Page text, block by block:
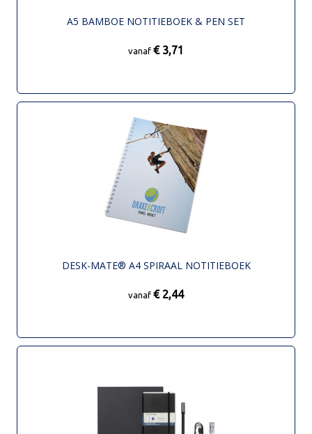
A5 BAMBOE NOTITIEBOEK & PEN SET
vanaf € 3,71
DESK-MATE® A4 SPIRAAL NOTITIEBOEK
vanaf € 2,44